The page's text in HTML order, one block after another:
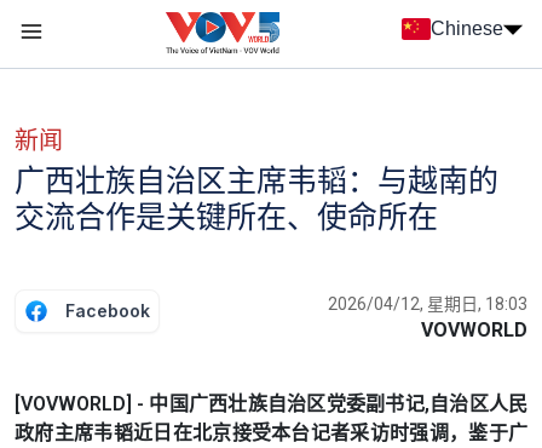
Chinese
新闻
广西壮族自治区主席韦韬：与越南的
交流合作是关键所在、使命所在
Facebook 2026/04/12, 星期日, 18:03
VOVWORLD
[VOVWORLD] - 中国广西壮族自治区党委副书记,自治区人民
政府主席韦韬近日在北京接受本台记者采访时强调，鉴于广